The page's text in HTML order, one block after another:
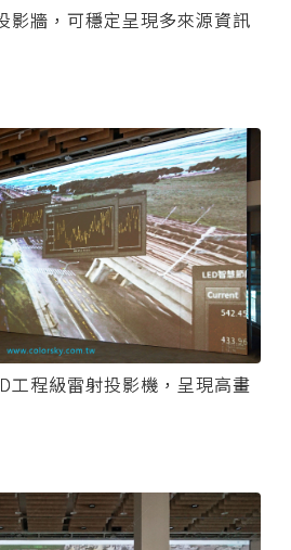
影牆，可穩定呈現多來源資訊
工程級雷射投影機，呈現高畫